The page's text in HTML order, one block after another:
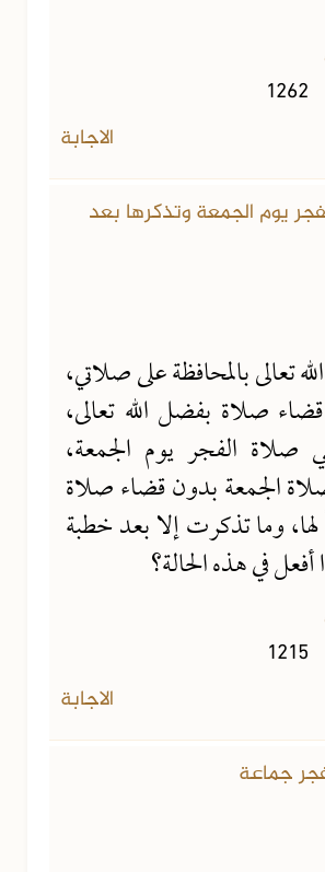
1262
الاجابة
يوم الجمعة وتذكرها بعد
تعالى بالمحافظة على صلاتي،
صلاة بفضل الله تعالى،
صلاة الفجر يوم الجمعة،
الجمعة بدون قضاء صلاة
وما تذكرت إلا بعد خطبة
أفعل في هذه الحالة؟
1215
الاجابة
جماعة